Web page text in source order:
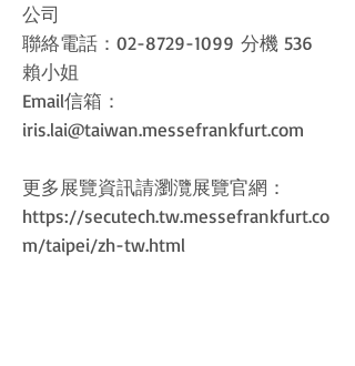
公司
聯絡電話：02-8729-1099 分機 536
賴小姐
Email信箱：
iris.lai@taiwan.messefrankfurt.com
更多展覽資訊請瀏灠展覽官網：
https://secutech.tw.messefrankfurt.co
m/taipei/zh-tw.html